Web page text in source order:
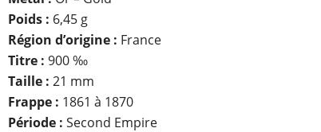
Poids : 6,45 g
Région d’origine : France
Titre : 900 ‰
Taille : 21 mm
Frappe : 1861 à 1870
Période : Second Empire